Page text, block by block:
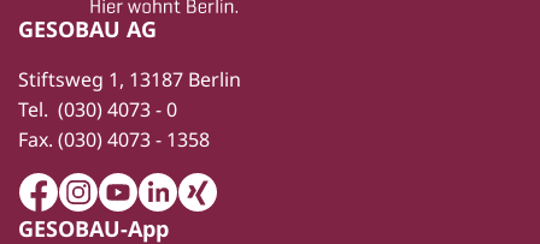
GESOBAU AG
Stiftsweg 1, 13187 Berlin
Tel. (030) 4073 - 0
Fax. (030) 4073 - 1358
FacebookInstagram
YoutubeLinkedIn
Xing
GESOBAU-App